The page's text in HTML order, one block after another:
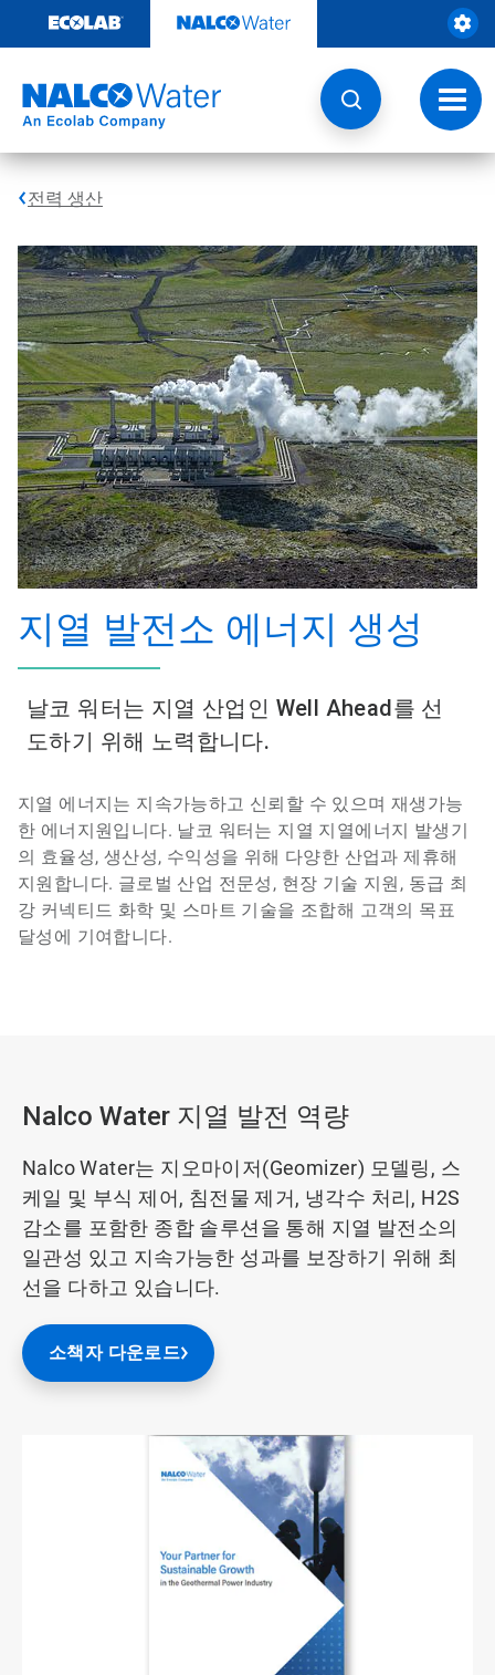
츠
기
토
글
내
비
전력 생산
지열 발전소 에너지 생성
날코 워터는 지열 산업인 Well Ahead를 선
도하기 위해 노력합니다.
지열 에너지는 지속가능하고 신뢰할 수 있으며 재생가능
한 에너지원입니다. 날코 워터는 지열 지열에너지 발생기
의 효율성, 생산성, 수익성을 위해 다양한 산업과 제휴해
지원합니다. 글로벌 산업 전문성, 현장 기술 지원, 동급 최
강 커넥티드 화학 및 스마트 기술을 조합해 고객의 목표
달성에 기여합니다.
Nalco Water 지열 발전 역량
Nalco Water는 지오마이저(Geomizer) 모델링, 스
케일 및 부식 제어, 침전물 제거, 냉각수 처리, H2S
감소를 포함한 종합 솔루션을 통해 지열 발전소의
일관성 있고 지속가능한 성과를 보장하기 위해 최
선을 다하고 있습니다.
소책자 다운로드